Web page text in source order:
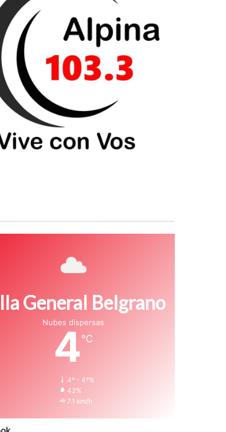
General Belgrano
Nubes dispersas
4℃
4º - 4º%
42%
7.1 km/h